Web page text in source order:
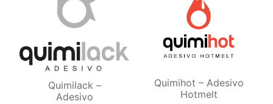
Quimilack –
Adesivo
Quimihot – Adesivo
Hotmelt